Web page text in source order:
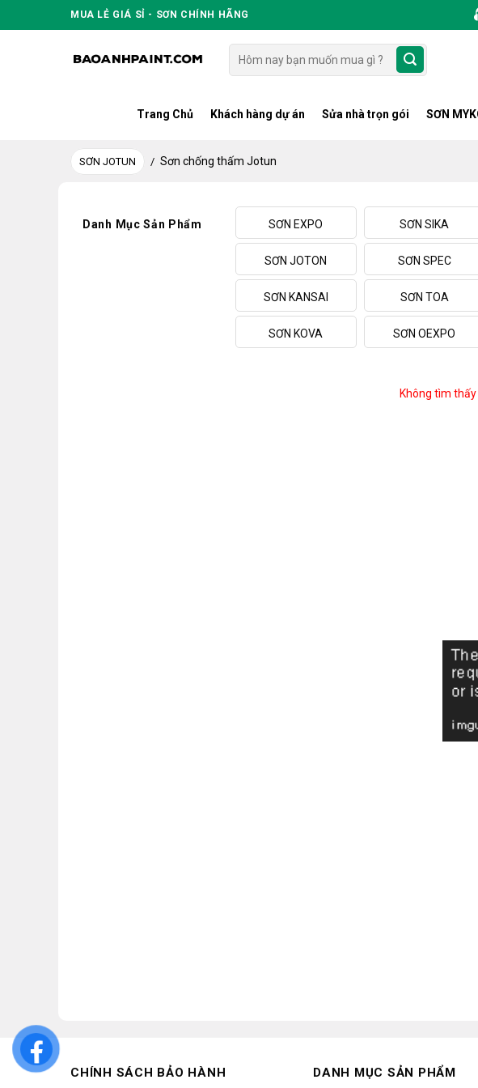
to
MUA LẺ GIÁ SỈ - SƠN CHÍNH HÃNG
Tìm
kiếm:
Trang Chủ Khách hàng dự án Sửa nhà trọn gói SƠN
SƠN JOTUN / Sơn chống thấm Jotun
Danh Mục Sản Phẩm SƠN EXPO SƠN SIKA
SƠN JOTON SƠN SPEC
SƠN KANSAI SƠN TOA
SƠN KOVA SƠN OEXPO
Không tìm
CHÍNH SÁCH BẢO HÀNH DANH MỤC SẢN PHẨM